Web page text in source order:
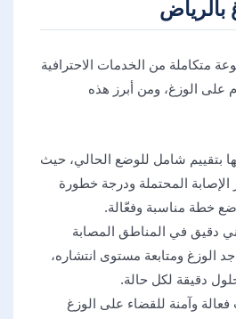
بالرياض
متكاملة من الخدمات الاحترافية
على الوزغ، ومن أبرز هذه
بتقييم شامل للوضع الحالي، حيث
الإصابة المحتملة ودرجة خطورة
خطة مناسبة وفعّالة.
دقيق في المناطق المصابة
الوزغ ومتابعة مستوى انتشاره،
دقيقة لكل حالة.
فعالة وآمنة للقضاء على الوزغ